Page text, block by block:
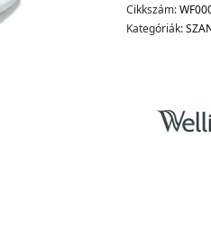
Cikkszám:
Kategóriák: